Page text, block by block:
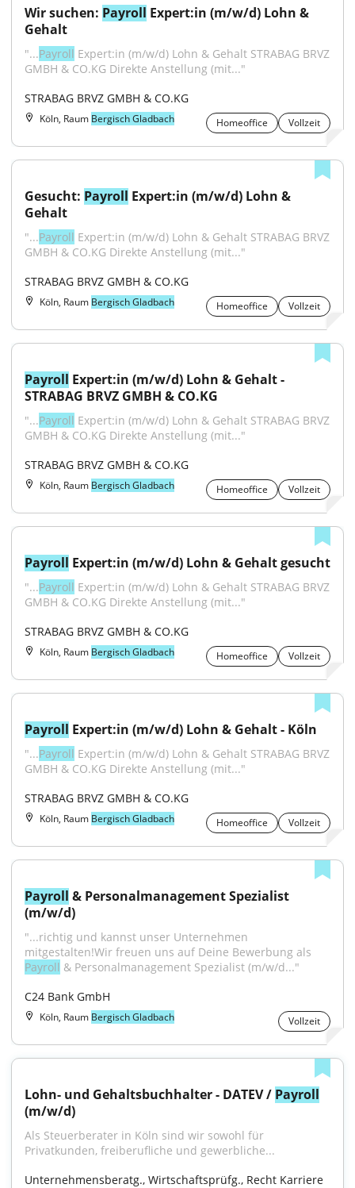
Wir suchen: Payroll Expert:in (m/w/d) Lohn &
Gehalt
"...Payroll Expert:in (m/w/d) Lohn & Gehalt STRABAG BRVZ
GMBH & CO.KG Direkte Anstellung (mit..."
STRABAG BRVZ GMBH & CO.KG
Köln, Raum Bergisch Gladbach Homeoffice Vollzeit
Gesucht: Payroll Expert:in (m/w/d) Lohn &
Gehalt
"...Payroll Expert:in (m/w/d) Lohn & Gehalt STRABAG BRVZ
GMBH & CO.KG Direkte Anstellung (mit..."
STRABAG BRVZ GMBH & CO.KG
Köln, Raum Bergisch Gladbach Homeoffice Vollzeit
Payroll Expert:in (m/w/d) Lohn & Gehalt -
STRABAG BRVZ GMBH & CO.KG
"...Payroll Expert:in (m/w/d) Lohn & Gehalt STRABAG BRVZ
GMBH & CO.KG Direkte Anstellung (mit..."
STRABAG BRVZ GMBH & CO.KG
Köln, Raum Bergisch Gladbach Homeoffice Vollzeit
Payroll Expert:in (m/w/d) Lohn & Gehalt gesucht
"...Payroll Expert:in (m/w/d) Lohn & Gehalt STRABAG BRVZ
GMBH & CO.KG Direkte Anstellung (mit..."
STRABAG BRVZ GMBH & CO.KG
Köln, Raum Bergisch Gladbach Homeoffice Vollzeit
Payroll Expert:in (m/w/d) Lohn & Gehalt - Köln
"...Payroll Expert:in (m/w/d) Lohn & Gehalt STRABAG BRVZ
GMBH & CO.KG Direkte Anstellung (mit..."
STRABAG BRVZ GMBH & CO.KG
Köln, Raum Bergisch Gladbach Homeoffice Vollzeit
Payroll & Personalmanagement Spezialist
(m/w/d)
"...richtig und kannst unser Unternehmen
Payroll & Personalmanagement Spezialist (m/w/d..."
C24 Bank GmbH
Köln, Raum Bergisch Gladbach Vollzeit
Lohn- und Gehaltsbuchhalter - DATEV / Payroll
(m/w/d)
Als Steuerberater in Köln sind wir sowohl für
Privatkunden, freiberufliche und gewerbliche...
Unternehmensberatg., Wirtschaftsprüfg., Recht Karriere